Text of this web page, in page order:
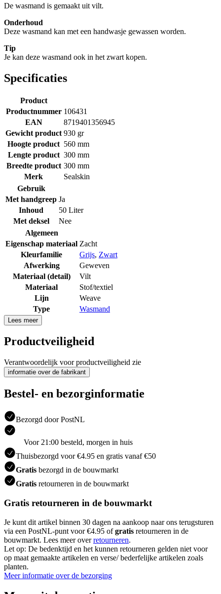
De wasmand is gemaakt uit vilt.
Onderhoud
Deze wasmand kan met een handwasje gewassen worden.
Tip
Je kan deze wasmand ook in het zwart kopen.
Specificaties
Product
Productnummer 106431
EAN
8719401356945
Gewicht product 930 gr
Hoogte product 560 mm
Lengte product 300 mm
Breedte product 300 mm
Merk
Sealskin
Gebruik
Met handgreep Ja
Inhoud
50 Liter
Met deksel
Nee
Algemeen
Eigenschap materiaal Zacht
Kleurfamilie
Grijs, Zwart
Afwerking
Geweven
Materiaal (detail)
Vilt
Materiaal
Stof/textiel
Lijn
Weave
Type
Wasmand
Lees meer
Productveiligheid
Verantwoordelijk voor productveiligheid zie
informatie over de fabrikant
Bestel- en bezorginformatie
Bezorgd door PostNL
Voor 21:00 besteld, morgen in huis
Thuisbezorgd voor €4.95 en gratis vanaf €50
Gratis bezorgd in de bouwmarkt
Gratis retourneren in de bouwmarkt
Gratis retourneren in de bouwmarkt
Je kunt dit artikel binnen 30 dagen na aankoop naar ons terugsturen
via een PostNL-punt voor €4.95 ofgratis retourneren in de
bouwmarkt. Lees meer overretourneren.
Let op: De bedenktijd en het kunnen retourneren gelden niet voor
op maat gemaakte artikelen en verse/ bederfelijke artikelen zoals
planten.
Meer informatie over de bezorging